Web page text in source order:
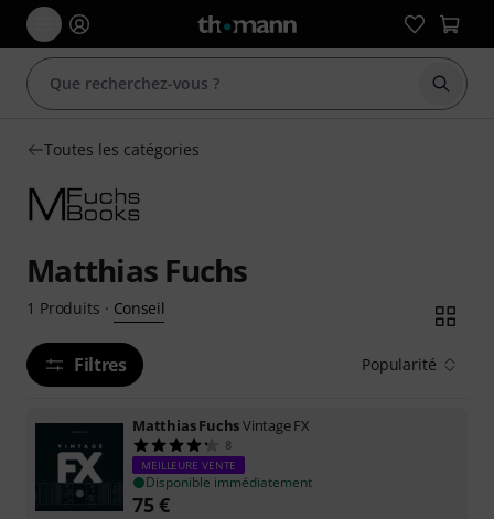
Toutes les catégories
Matthias Fuchs
1 Produits · Conseil
Filtres Popularité
Matthias FuchsVintage FX
8
MEILLEURE VENTE
Disponible immédiatement
75€